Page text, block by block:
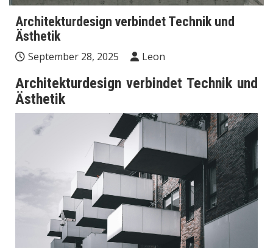
Architekturdesign verbindet Technik und
Ästhetik
September 28, 2025 Leon
Architekturdesign verbindet Technik und
Ästhetik